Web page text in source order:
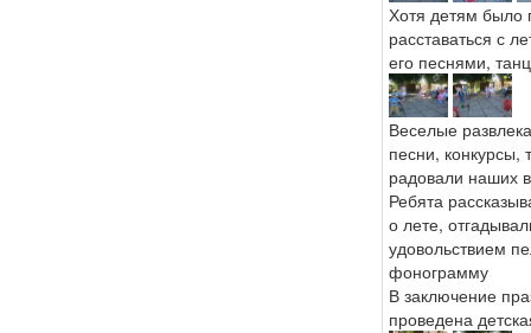
Хотя детям было
расставаться с
его песнями,
Веселые
песни, конкурсы,
радовали наших
Ребята
о лете,
удовольствием
фонограмму
В заключение
проведена